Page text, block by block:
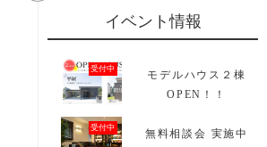
イベント情報
受付中
モデルハウス２棟
OPEN！！
受付中
無料相談会 実施中
資料請求
catalog